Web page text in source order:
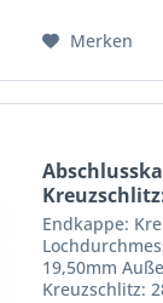
Merken
Endkappe:
19,50mm
Kreuzschlitz: